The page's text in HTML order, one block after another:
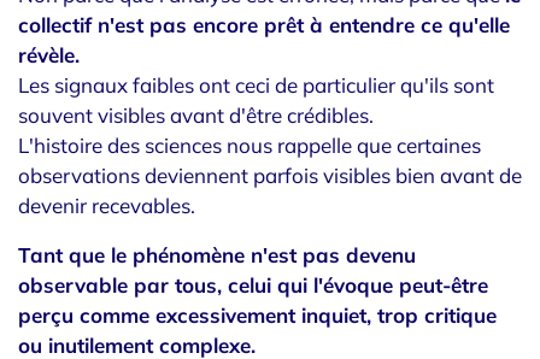
collectif n'est pas encore prêt à entendre ce qu'elle
révèle.
Les signaux faibles ont ceci de particulier qu'ils sont
souvent visibles avant d'être crédibles.
L'histoire des sciences nous rappelle que certaines
observations deviennent parfois visibles bien avant de
devenir recevables.
Tant que le phénomène n'est pas devenu
observable par tous, celui qui l'évoque peut-être
perçu comme excessivement inquiet, trop critique
ou inutilement complexe.